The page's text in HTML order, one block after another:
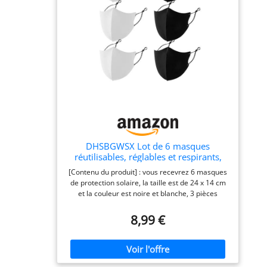
DHSBGWSX Lot de 6 masques
réutilisables, réglables et respirants,
housses anti-poussière d'extérieur pour
hommes et femmes
[Contenu du produit] : vous recevrez 6 masques
de protection solaire, la taille est de 24 x 14 cm
et la couleur est noire et blanche, 3 pièces
extérieur par les hommes et les femmes, résiste
efficacement à la poussière et au soleil, offrant
le masque est fabriqué en matériau mélangé,
doux, confortable et bien respirant, ce qui le rend
8,99 €